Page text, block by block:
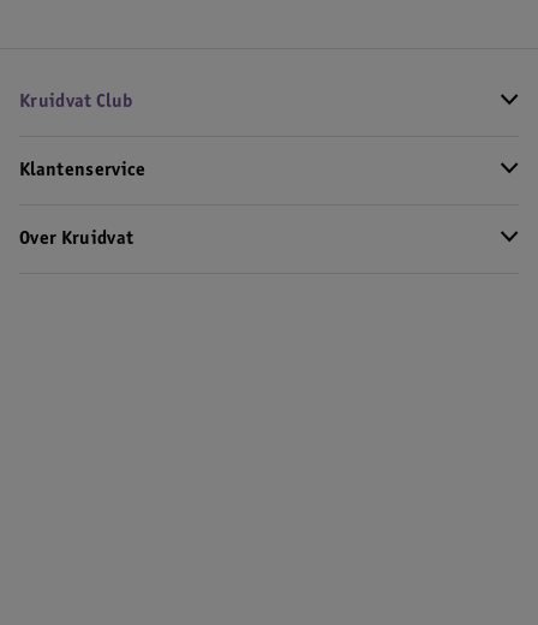
Kruidvat Club
Klantenservice
Over Kruidvat